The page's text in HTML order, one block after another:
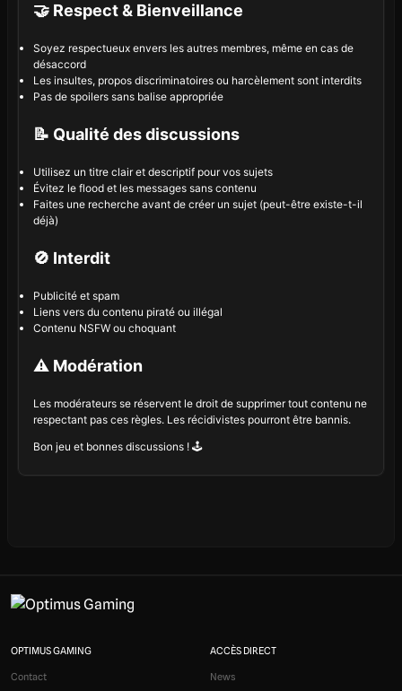
🤝 Respect & Bienveillance
Soyez respectueux envers les autres membres, même en cas de
désaccord
Les insultes, propos discriminatoires ou harcèlement sont interdits
Pas de spoilers sans balise appropriée
📝 Qualité des discussions
Utilisez un titre clair et descriptif pour vos sujets
Évitez le flood et les messages sans contenu
Faites une recherche avant de créer un sujet (peut-être existe-t-il
déjà)
🚫 Interdit
Publicité et spam
Liens vers du contenu piraté ou illégal
Contenu NSFW ou choquant
⚠️ Modération
Les modérateurs se réservent le droit de supprimer tout contenu ne
respectant pas ces règles. Les récidivistes pourront être bannis.
Bon jeu et bonnes discussions ! 🕹️
OPTIMUS GAMING
Contact
ACCÈS DIRECT
News